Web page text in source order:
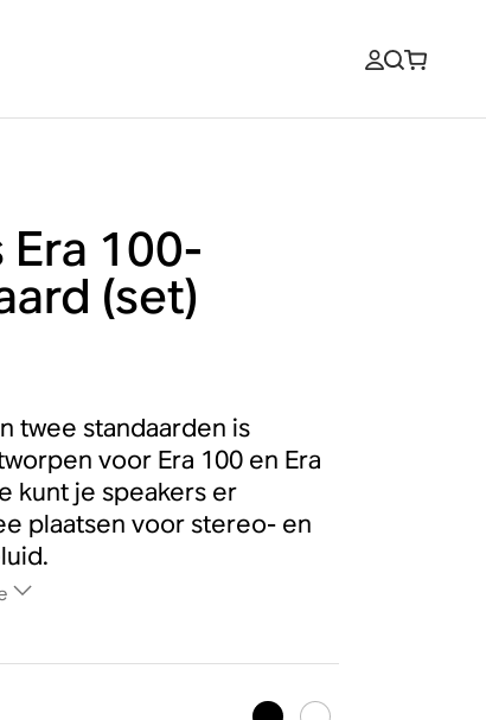
Era 100-
(set)
twee standaarden is
voor Era 100 en Era
kunt je speakers er
plaatsen voor stereo- en